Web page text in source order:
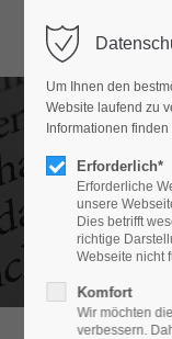
Login
Benutzername
Passwort
Anmelden
Um Ihnen den
Website laufend zu
Informationen
Erforderlich*
Erforderliche
unsere
Dies betrifft
richtige
Webseite nicht
Komfort
Wir möchten
verbessern.